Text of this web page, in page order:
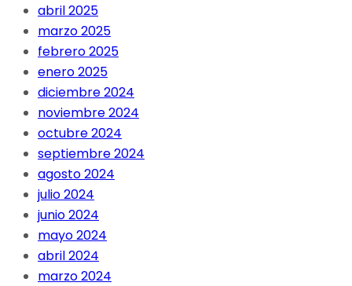
abril 2025
marzo 2025
febrero 2025
enero 2025
diciembre 2024
noviembre 2024
octubre 2024
septiembre 2024
agosto 2024
julio 2024
junio 2024
mayo 2024
abril 2024
marzo 2024